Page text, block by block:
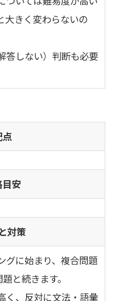
大きく変わらないの
答しない）判断も必要
点
安
対策
グに始まり、複合問題
と続きます。
く、反対に文法・語彙